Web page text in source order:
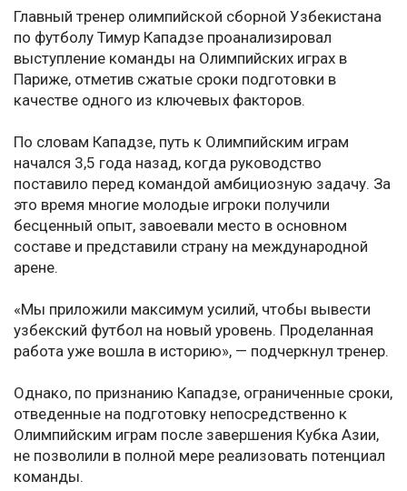
Главный тренер олимпийской сборной Узбекистана
по футболу Тимур Кападзе проанализировал
выступление команды на Олимпийских играх в
Париже, отметив сжатые сроки подготовки в
качестве одного из ключевых факторов.
По словам Кападзе, путь к Олимпийским играм
начался 3,5 года назад, когда руководство
поставило перед командой амбициозную задачу. За
это время многие молодые игроки получили
бесценный опыт, завоевали место в основном
составе и представили страну на международной
арене.
«Мы приложили максимум усилий, чтобы вывести
узбекский футбол на новый уровень. Проделанная
работа уже вошла в историю», — подчеркнул тренер.
Однако, по признанию Кападзе, ограниченные сроки,
отведенные на подготовку непосредственно к
Олимпийским играм после завершения Кубка Азии,
не позволили в полной мере реализовать потенциал
команды.